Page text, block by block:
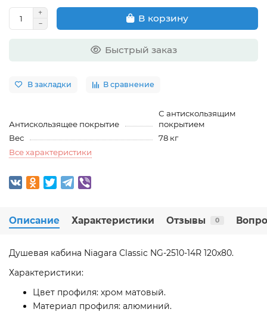
В корзину
Быстрый заказ
В закладки В сравнение
Антискользящее покрытие
С антискользящим
покрытием
Вес
78 кг
Все характеристики
Описание Характеристики Отзывы 0
Душевая кабина Niagara Classic NG-2510-14R 120x80.
Характеристики:
Цвет профиля: хром матовый.
Материал профиля: алюминий.